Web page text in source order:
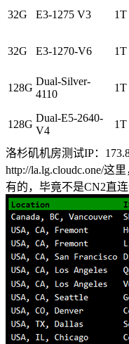
32G E3-1275 V3 1T
32G E3-1270-V6 1T
128G
Dual-Silver-
4110
1T
128G
Dual-E5-2640-
V4
1T
洛杉矶机房测试IP：
http://la.lg.cloudc.one/这
有的，毕竟不是CN2直连